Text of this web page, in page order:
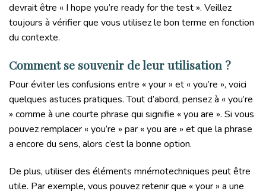
devrait être « I hope you’re ready for the test ». Veillez
toujours à vérifier que vous utilisez le bon terme en fonction
du contexte.
Comment se souvenir de leur utilisation ?
Pour éviter les confusions entre « your » et « you’re », voici
quelques astuces pratiques. Tout d’abord, pensez à « you’re
» comme à une courte phrase qui signifie « you are ». Si vous
pouvez remplacer « you’re » par « you are » et que la phrase
a encore du sens, alors c’est la bonne option.
De plus, utiliser des éléments mnémotechniques peut être
utile. Par exemple, vous pouvez retenir que « your » a une